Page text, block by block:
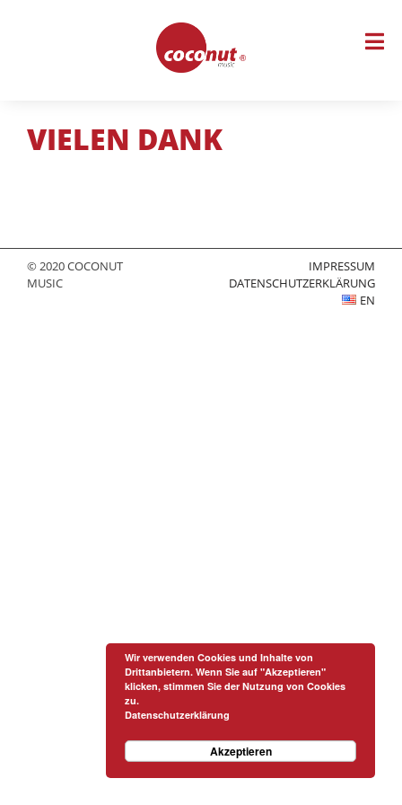
VIELEN DANK
© 2020 COCONUT
MUSIC
IMPRESSUM
DATENSCHUTZERKLÄRUNG
EN
Wir verwenden Cookies und Inhalte von
Drittanbietern. Wenn Sie auf "Akzeptieren"
klicken, stimmen Sie der Nutzung von Cookies
zu.
Datenschutzerklärung
Akzeptieren